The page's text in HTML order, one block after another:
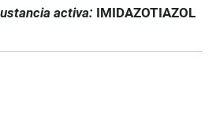
activa: IMIDAZOTIAZOL